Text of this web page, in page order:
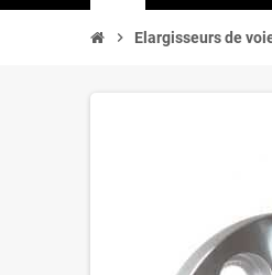
chevron_right Elargisseurs de